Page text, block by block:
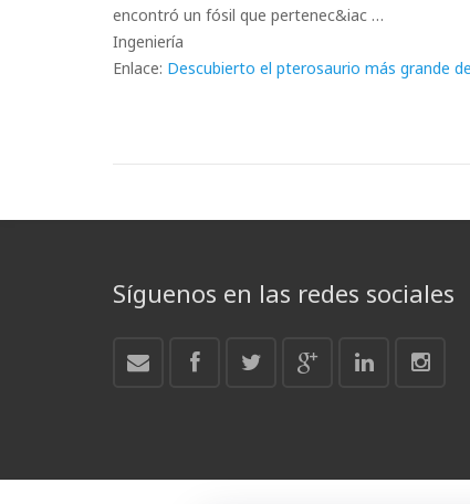
encontró un fósil que pertenec&iac …
Ingeniería
Enlace: Descubierto el pterosaurio más grande
Síguenos en las redes sociales